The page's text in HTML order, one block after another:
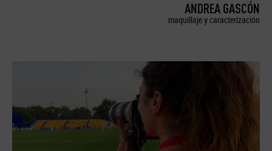
ANDREA GASCÓN
maquillaje y caracterización